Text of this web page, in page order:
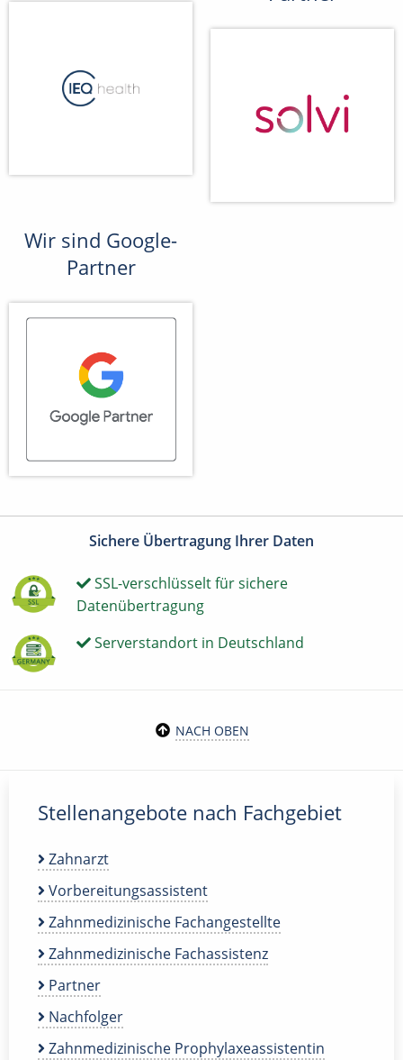
Wir sind Google-
Partner
Sichere Übertragung Ihrer Daten
SSL-verschlüsselt für sichere
Datenübertragung
Serverstandort in Deutschland
NACH OBEN
Stellenangebote nach Fachgebiet
Zahnarzt
Vorbereitungsassistent
Zahnmedizinische Fachangestellte
Zahnmedizinische Fachassistenz
Partner
Nachfolger
Zahnmedizinische Prophylaxeassistentin